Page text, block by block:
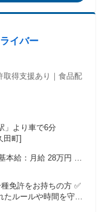
イバー
取得支援あり｜食品配
」より車で6分
田町]
本給：月給 28万円 〜
し 全員に一律で支払
免許をお持ちの方 ✅
たルールや時間を守れ